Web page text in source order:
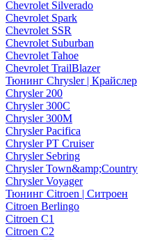
Chevrolet Silverado
Chevrolet Spark
Chevrolet SSR
Chevrolet Suburban
Chevrolet Tahoe
Chevrolet TrailBlazer
Тюнинг Chrysler | Крайслер
Chrysler 200
Chrysler 300C
Chrysler 300M
Chrysler Pacifica
Chrysler PT Cruiser
Chrysler Sebring
Chrysler Town&amp;Country
Chrysler Voyager
Тюнинг Citroen | Ситроен
Citroen Berlingo
Citroen C1
Citroen C2